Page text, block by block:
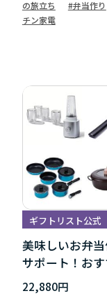
の旅立ち
#弁当作り
チン家電
ギフトリスト公式
美味しいお弁
サポート！お
ッズ
22,880円